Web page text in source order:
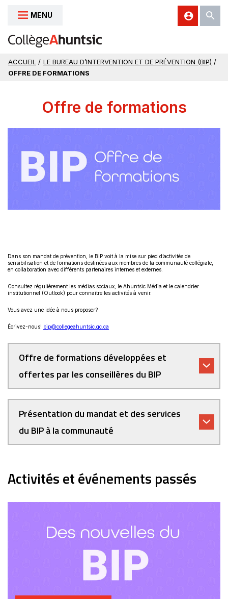
Aller au contenu
MENU
ACCUEIL / LE BUREAU D’INTERVENTION ET DE PRÉVENTION (BIP) /
OFFRE DE FORMATIONS
Offre de formations
Dans son mandat de prévention, le BIP voit à la mise sur pied d’activités de
sensibilisation et de formations destinées aux membres de la communauté collégiale,
en collaboration avec différents partenaires internes et externes.
Consultez régulièrement les médias sociaux, le Ahuntsic Média et le calendrier
institutionnel (Outlook) pour connaitre les activités à venir.
Vous avez une idée à nous proposer?
Écrivez-nous! bip@collegeahuntsic.qc.ca
Offre de formations développées et
offertes par les conseillères du BIP
Présentation du mandat et des services
du BIP à la communauté
Activités et événements passés